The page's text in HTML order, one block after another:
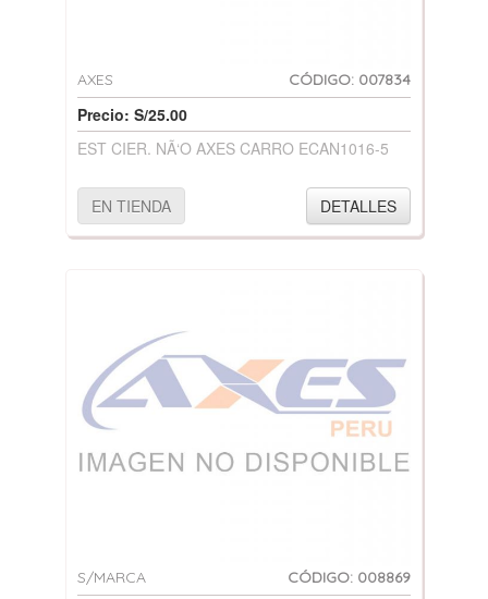
AXES CÓDIGO: 007834
Precio: S/25.00
EST CIER. NÃ‘O AXES CARRO ECAN1016-5
EN TIENDA DETALLES
S/MARCA CÓDIGO: 008869